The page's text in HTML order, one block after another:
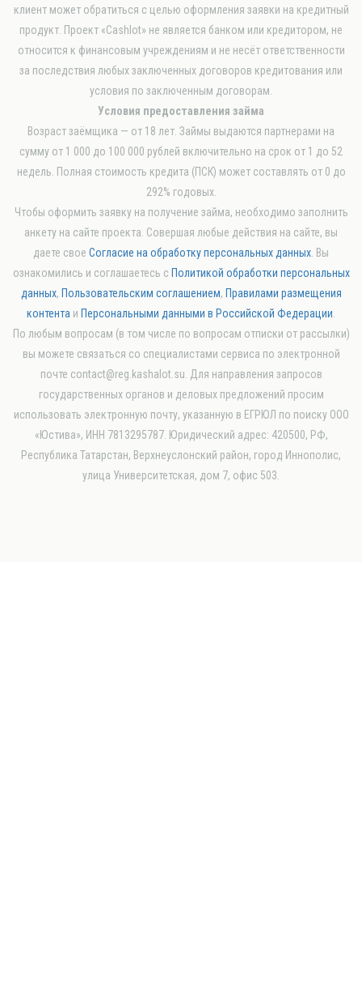
клиент может обратиться с целью оформления заявки на кредитный
продукт. Проект «Cashlot» не является банком или кредитором, не
относится к финансовым учреждениям и не несёт ответственности
за последствия любых заключенных договоров кредитования или
условия по заключенным договорам.
Условия предоставления займа
Возраст заёмщика — от 18 лет. Займы выдаются партнерами на
сумму от 1 000 до 100 000 рублей включительно на срок от 1 до 52
недель. Полная стоимость кредита (ПСК) может составлять от 0 до
292% годовых.
Чтобы оформить заявку на получение займа, необходимо заполнить
анкету на сайте проекта. Совершая любые действия на сайте, вы
даете свое Согласие на обработку персональных данных . Вы
ознакомились и соглашаетесь с Политикой обработки персональных
данных, Пользовательским соглашением, Правилами размещения
контента и Персональными данными в Российской Федерации
По любым вопросам (в том числе по вопросам отписки от рассылки)
вы можете связаться со специалистами сервиса по электронной
почте contact@reg.kashalot.su. Для направления запросов
государственных органов и деловых предложений просим
использовать электронную почту, указанную в ЕГРЮЛ по поиску ООО
«Юстива», ИНН 7813295787. Юридический адрес: 420500, РФ,
Республика Татарстан, Верхнеуслонский район, город Иннополис,
улица Университетская, дом 7, офис 503.